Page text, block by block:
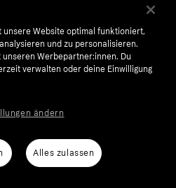
Schäden zu vermeiden.
richtigen Staubsaugers
hängt oft von den
es gibt für jeden die
Staubsauger kann die
unsere Website optimal funktioniert,
und zu personalisieren.
Werbepartner:innen. Du
verwalten oder deine Einwilligung
Alles zulassen
ändern